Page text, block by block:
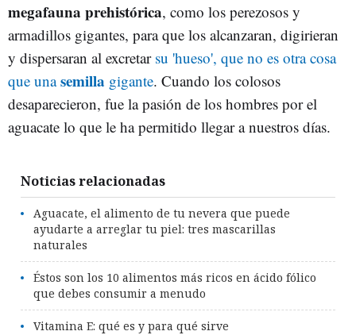
megafauna prehistórica, como los perezosos y
armadillos gigantes, para que los alcanzaran, digirieran
y dispersaran al excretar su 'hueso', que no es otra cosa
que unasemilla gigante. Cuando los colosos
desaparecieron, fue la pasión de los hombres por el
aguacate lo que le ha permitido llegar a nuestros días.
Noticias relacionadas
Aguacate, el alimento de tu nevera que puede
ayudarte a arreglar tu piel: tres mascarillas
naturales
Éstos son los 10 alimentos más ricos en ácido fólico
que debes consumir a menudo
Vitamina E: qué es y para qué sirve